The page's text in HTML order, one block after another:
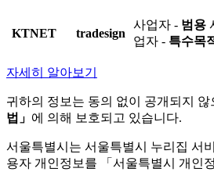
KTNET tradesign
사업자 - 범용
업자 - 특수목
자세히 알아보기
귀하의 정보는 동의 없이 공개되지 않
법」 에 의해 보호되고 있습니다.
서울특별시는 서울특별시 누리집 서
용자 개인정보를 「서울특별시 개인